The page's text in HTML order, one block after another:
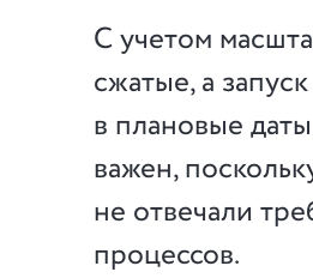
С учетом
сжатые, а
в плановые
важен,
не отвечали
процессов.